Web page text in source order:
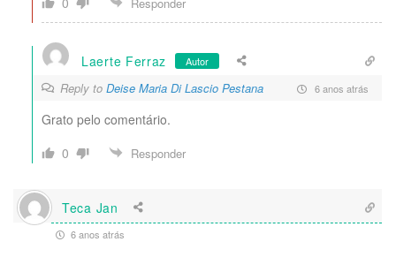
Responder
Laerte Ferraz Autor
Reply to Deise Maria Di Lascio Pestana 6 anos atrás
Grato pelo comentário.
0
Responder
Teca Jan
6 anos atrás